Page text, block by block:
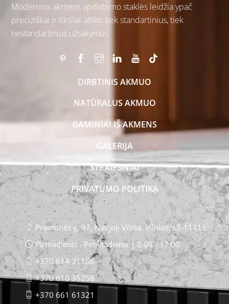
Modernios akmens apdirbimo staklės leidžia ypač
preciziškai ir tiksliai atlikti tiek standartinius, tiek
nestandartinius užsakymus.
DIRBTINIS AKMUO
NATŪRALUS AKMUO
GAMINIAI IŠ AKMENS
GALERIJA
STRAIPSNIAI
PRIVATUMO POLITIKA
Pramonės g. 97, Naujoji Vilnia, Vilnius, LT-11115
Pirmadienis - Penktadienis | 8:00 - 17:00
+370 614 31166
+370 610 35258
+370 661 61321